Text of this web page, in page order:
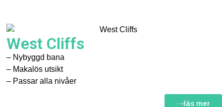
West Cliffs
– Nybyggd bana
– Makalös utsikt
– Passar alla nivåer
läs mer